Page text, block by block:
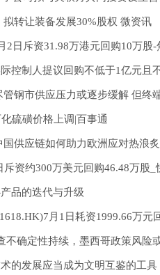
拟转让装备发展30%股权 微资讯
2日斥资31.98万港元回购10万股-
控制人提议回购不低于1亿元且
钢市供应压力或逐步缓解 但终
硫磺价格上调|百事通
供应链如何助力欧洲应对热浪
斥资约300万美元回购46.48万股_
品的迭代与升级
月1日耗资1999.66万元
不确定性持续，墨西哥政策风险
的发展应当成为文明互鉴的工具